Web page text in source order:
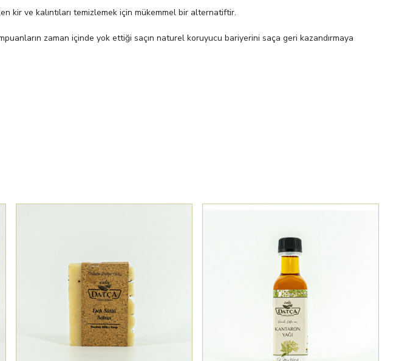
kir ve kalıntıları temizlemek için mükemmel bir alternatiftir.
zaman içinde yok ettiği saçın naturel koruyucu bariyerini saça geri kazandırmaya